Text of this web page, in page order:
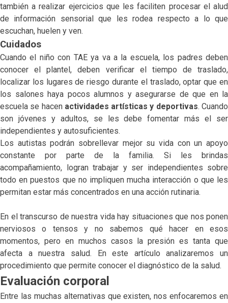
también a realizar ejercicios que les faciliten procesar el alud
de información sensorial que les rodea respecto a lo que
escuchan, huelen y ven.
Cuidados
Cuando el niño con TAE ya va a la escuela, los padres deben
conocer el plantel, deben verificar el tiempo de traslado,
localizar los lugares de riesgo durante el traslado, optar que en
los salones haya pocos alumnos y asegurarse de que en la
escuela se hacen actividades artísticas y deportivas. Cuando
son jóvenes y adultos, se les debe fomentar más el ser
independientes y autosuficientes.
Los autistas podrán sobrellevar mejor su vida con un apoyo
constante por parte de la familia. Si les brindas
acompañamiento, logran trabajar y ser independientes sobre
todo en puestos que no impliquen mucha interacción o que les
permitan estar más concentrados en una acción rutinaria.
En el transcurso de nuestra vida hay situaciones que nos ponen
nerviosos o tensos y no sabemos qué hacer en esos
momentos, pero en muchos casos la presión es tanta que
afecta a nuestra salud. En este artículo analizaremos un
procedimiento que permite conocer el diagnóstico de la salud.
Evaluación corporal
Entre las muchas alternativas que existen, nos enfocaremos en